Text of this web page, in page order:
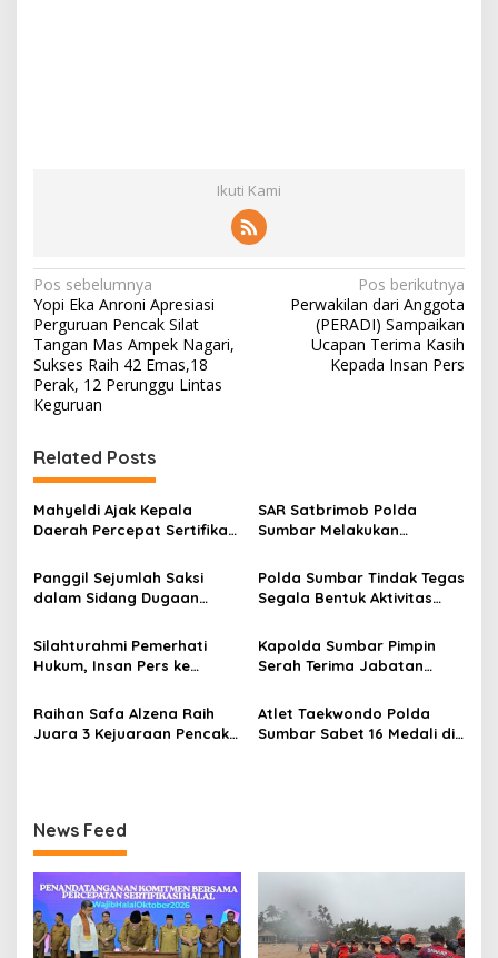
Ikuti Kami
N
a
v
i
g
a
s
i
p
o
s
Pos sebelumnya
Yopi Eka Anroni Apresiasi
Perguruan Pencak Silat
Tangan Mas Ampek Nagari,
Sukses Raih 42 Emas,18
Perak, 12 Perunggu Lintas
Keguruan
Pos berikutnya
Perwakilan dari Anggota
(PERADI) Sampaikan
Ucapan Terima Kasih
Kepada Insan Pers
Related Posts
Mahyeldi Ajak Kepala
Daerah Percepat Sertifikasi
Pusat Ekosistem Halal
Nasional
SAR Satbrimob Polda
Sumbar Melakukan
Padang
Panggil Sejumlah Saksi
dalam Sidang Dugaan
Terdakwa Haji DS
Polda Sumbar Tindak Tegas
Segala Bentuk Aktivitas
(PETI) yang Merusak
Lingkungan dan Merugikan
Silahturahmi Pemerhati
Hukum, Insan Pers ke
Djati Wiyoto: Semua Sama
Dimata Hukum
Kapolda Sumbar Pimpin
Serah Terima Jabatan
Kapolres Jajaran
Raihan Safa Alzena Raih
Juara 3 Kejuaraan Pencak
Atlet Taekwondo Polda
Sumbar Sabet 16 Medali di
News Feed